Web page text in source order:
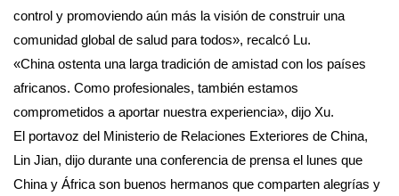
control y promoviendo aún más la visión de construir una
comunidad global de salud para todos», recalcó Lu.
«China ostenta una larga tradición de amistad con los países
africanos. Como profesionales, también estamos
comprometidos a aportar nuestra experiencia», dijo Xu.
El portavoz del Ministerio de Relaciones Exteriores de China,
Lin Jian, dijo durante una conferencia de prensa el lunes que
China y África son buenos hermanos que comparten alegrías y